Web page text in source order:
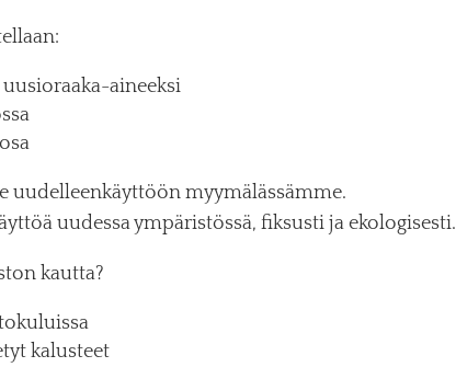
aineeksi
uudelleenkäyttöön myymälässämme.
uudessa ympäristössä, fiksusti ja ekologisesti.
kautta?
kalusteet